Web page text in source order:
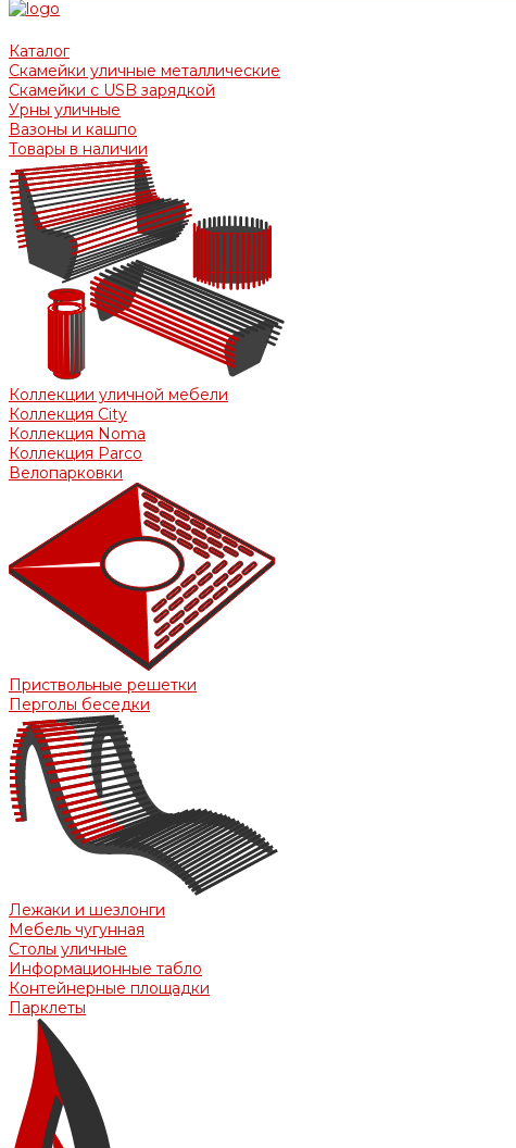
Каталог
Скамейки уличные металлические
Скамейки с USB зарядкой
Урны уличные
Вазоны и кашпо
Товары в наличии
Коллекции уличной мебели
Коллекция City
Коллекция Noma
Коллекция Parco
Велопарковки
Приствольные решетки
Перголы беседки
Лежаки и шезлонги
Мебель чугунная
Столы уличные
Информационные табло
Контейнерные площадки
Парклеты